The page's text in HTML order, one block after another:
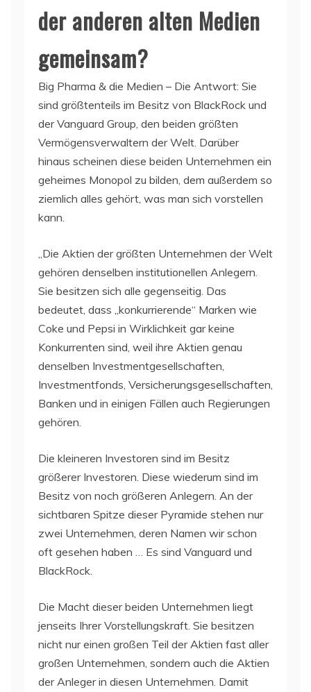
der anderen alten Medien
gemeinsam?
Big Pharma & die Medien – Die Antwort: Sie
sind größtenteils im Besitz von BlackRock und
der Vanguard Group, den beiden größten
Vermögensverwaltern der Welt. Darüber
hinaus scheinen diese beiden Unternehmen ein
geheimes Monopol zu bilden, dem außerdem so
ziemlich alles gehört, was man sich vorstellen
kann.
„Die Aktien der größten Unternehmen der Welt
gehören denselben institutionellen Anlegern.
Sie besitzen sich alle gegenseitig. Das
bedeutet, dass „konkurrierende“ Marken wie
Coke und Pepsi in Wirklichkeit gar keine
Konkurrenten sind, weil ihre Aktien genau
denselben Investmentgesellschaften,
Investmentfonds, Versicherungsgesellschaften,
Banken und in einigen Fällen auch Regierungen
gehören.
Die kleineren Investoren sind im Besitz
größerer Investoren. Diese wiederum sind im
Besitz von noch größeren Anlegern. An der
sichtbaren Spitze dieser Pyramide stehen nur
zwei Unternehmen, deren Namen wir schon
oft gesehen haben … Es sind Vanguard und
BlackRock.
Die Macht dieser beiden Unternehmen liegt
jenseits Ihrer Vorstellungskraft. Sie besitzen
nicht nur einen großen Teil der Aktien fast aller
großen Unternehmen, sondern auch die Aktien
der Anleger in diesen Unternehmen. Damit